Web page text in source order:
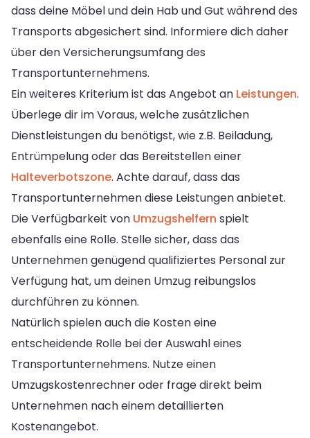
dass deine Möbel und dein Hab und Gut während des
Transports abgesichert sind. Informiere dich daher
über den Versicherungsumfang des
Transportunternehmens.
Ein weiteres Kriterium ist das Angebot an Leistungen.
Überlege dir im Voraus, welche zusätzlichen
Dienstleistungen du benötigst, wie z.B. Beiladung,
Entrümpelung oder das Bereitstellen einer
Halteverbotszone. Achte darauf, dass das
Transportunternehmen diese Leistungen anbietet.
Die Verfügbarkeit von Umzugshelfern spielt
ebenfalls eine Rolle. Stelle sicher, dass das
Unternehmen genügend qualifiziertes Personal zur
Verfügung hat, um deinen Umzug reibungslos
durchführen zu können.
Natürlich spielen auch die Kosten eine
entscheidende Rolle bei der Auswahl eines
Transportunternehmens. Nutze einen
Umzugskostenrechner oder frage direkt beim
Unternehmen nach einem detaillierten
Kostenangebot.